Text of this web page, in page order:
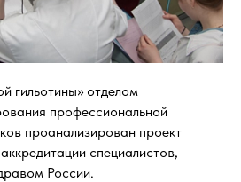
гильотины» отделом
профессиональной
проанализирован проект
специалистов,
России.